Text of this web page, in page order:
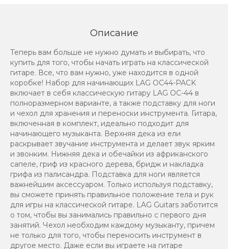
Описание
Теперь вам больше не нужно думать и выбирать, что
купить для того, чтобы начать играть на классической
гитаре. Все, что вам нужно, уже находится в одной
коробке! Набор для начинающих LAG OC44-PACK
включает в себя классическую гитару LAG OC-44 в
полноразмерном варианте, а также подставку для ноги
и чехол для хранения и переноски инструмента. Гитара,
включенная в комплект, идеально подходит для
начинающего музыканта. Верхняя дека из ели
раскрывает звучание инструмента и делает звук ярким
и звонким. Нижняя дека и обечайки из африканского
сапеле, гриф из красного дерева, бридж и накладка
грифа из палисандра. Подставка для ноги является
важнейшим аксессуаром. Только используя подставку,
вы сможете принять правильное положение тела и рук
для игры на классической гитаре. LAG Guitars заботится
о том, чтобы вы занимались правильно с первого дня
занятий. Чехол необходим каждому музыканту, причем
не только для того, чтобы переносить инструмент в
другое место. Даже если вы играете на гитаре